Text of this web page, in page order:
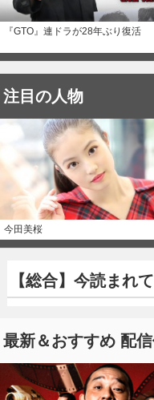
『GTO』連ドラが28年ぶり復活
注目の人物
今田美桜
【総合】今読まれ
最新＆おすすめ 配